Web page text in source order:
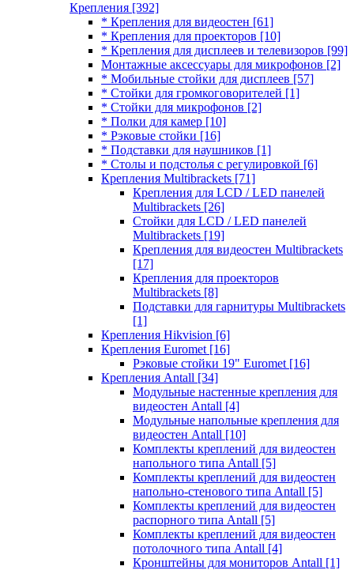
Крепления [392]
* Крепления для видеостен [61]
* Крепления для проекторов [10]
* Крепления для дисплеев и телевизоров [99]
Монтажные аксессуары для микрофонов [2]
* Мобильные стойки для дисплеев [57]
* Стойки для громкоговорителей [1]
* Стойки для микрофонов [2]
* Полки для камер [10]
* Рэковые стойки [16]
* Подставки для наушников [1]
* Столы и подстолья с регулировкой [6]
Крепления Multibrackets [71]
Крепления для LCD / LED панелей
Multibrackets [26]
Стойки для LCD / LED панелей
Multibrackets [19]
Крепления для видеостен Multibrackets
[17]
Крепления для проекторов
Multibrackets [8]
Подставки для гарнитуры Multibrackets
[1]
Крепления Hikvision [6]
Крепления Euromet [16]
Рэковые стойки 19" Euromet [16]
Крепления Antall [34]
Модульные настенные крепления для
видеостен Antall [4]
Модульные напольные крепления для
видеостен Antall [10]
Комплекты креплений для видеостен
напольного типа Antall [5]
Комплекты креплений для видеостен
напольно-стенового типа Antall [5]
Комплекты креплений для видеостен
распорного типа Antall [5]
Комплекты креплений для видеостен
потолочного типа Antall [4]
Кронштейны для мониторов Antall [1]